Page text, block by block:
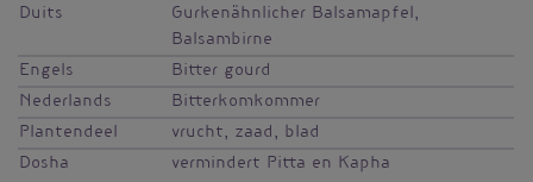
Duits
Gurkenähnlicher Balsamapfel,
Balsambirne
Engels
Bitter gourd
Nederlands
Bitterkomkommer
Plantendeel
vrucht, zaad, blad
Dosha
vermindert Pitta en Kapha